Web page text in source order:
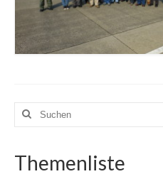
Suchen
Themenliste